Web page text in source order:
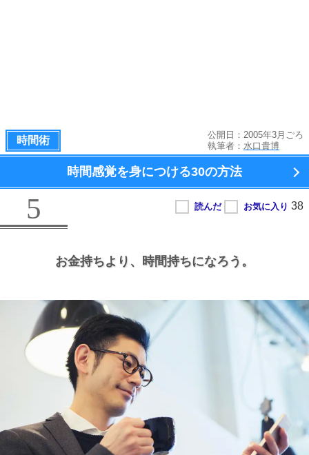
時間術
公開日：2005年3月ごろ
執筆者： 水口貴博
時間感覚を身につける30の方法
5
お金持ちより、 時間持ちになろう。